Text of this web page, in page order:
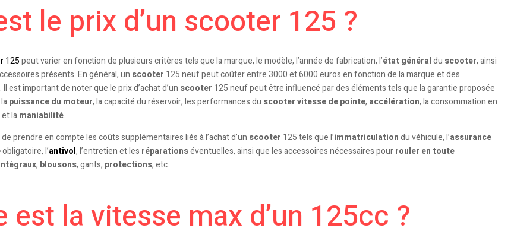
le prix d’un scooter 125 ?
125peut varier en fonction de plusieurs critères tels que la marque, le modèle, l’année de fabrication, l’état généraldu scooter, ainsi
présents. En général, un scooter 125 neuf peut coûter entre 3000 et 6000 euros en fonction de la marque et des
est important de noter que le prix d’achat d’un scooter 125 neuf peut être influencé par des éléments tels que la garantie proposée
puissance du moteur, la capacité du réservoir, les performances du scootervitesse de pointe, accélération, la consommation en
lamaniabilité.
prendre en compte les coûts supplémentaires liés à l’achat d’un scooter 125 tels que l’immatriculationdu véhicule, l’assurance
obligatoire, l’antivol, l’entretien et les réparationséventuelles, ainsi que les accessoires nécessaires pourrouler en toute
, blousons, gants, protections, etc.
est la vitesse max d’un 125cc ?